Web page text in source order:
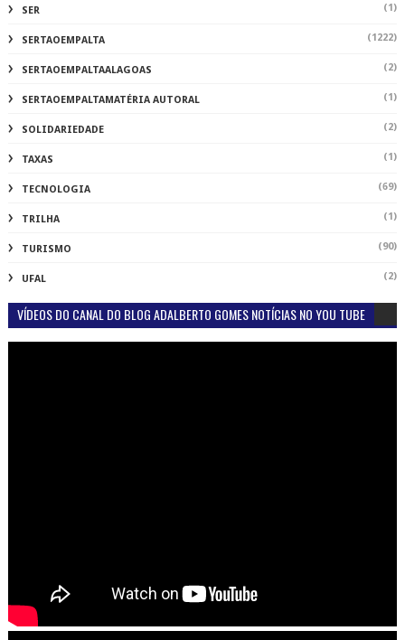
SER (1)
SERTAOEMPALTA (1222)
SERTAOEMPALTAALAGOAS (2)
SERTAOEMPALTAMATÉRIA AUTORAL (1)
SOLIDARIEDADE (2)
TAXAS (1)
TECNOLOGIA (69)
TRILHA (1)
TURISMO (90)
UFAL (2)
VÍDEOS DO CANAL DO BLOG ADALBERTO GOMES NOTÍCIAS NO YOU TUBE